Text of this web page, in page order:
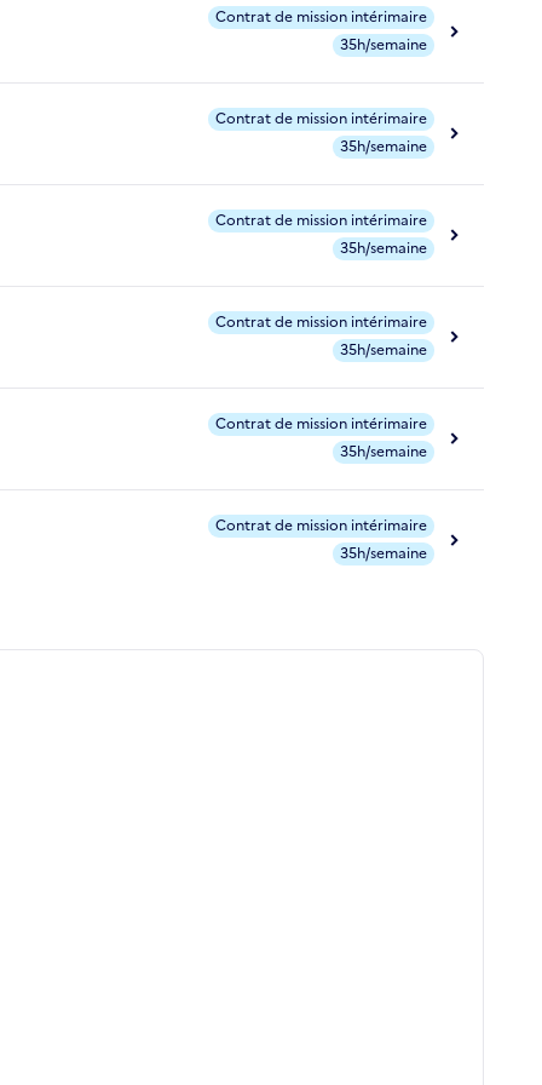
Contrat de mission intérimaire
35h/semaine
Contrat de mission intérimaire
35h/semaine
Contrat de mission intérimaire
35h/semaine
Contrat de mission intérimaire
35h/semaine
Contrat de mission intérimaire
35h/semaine
Contrat de mission intérimaire
35h/semaine